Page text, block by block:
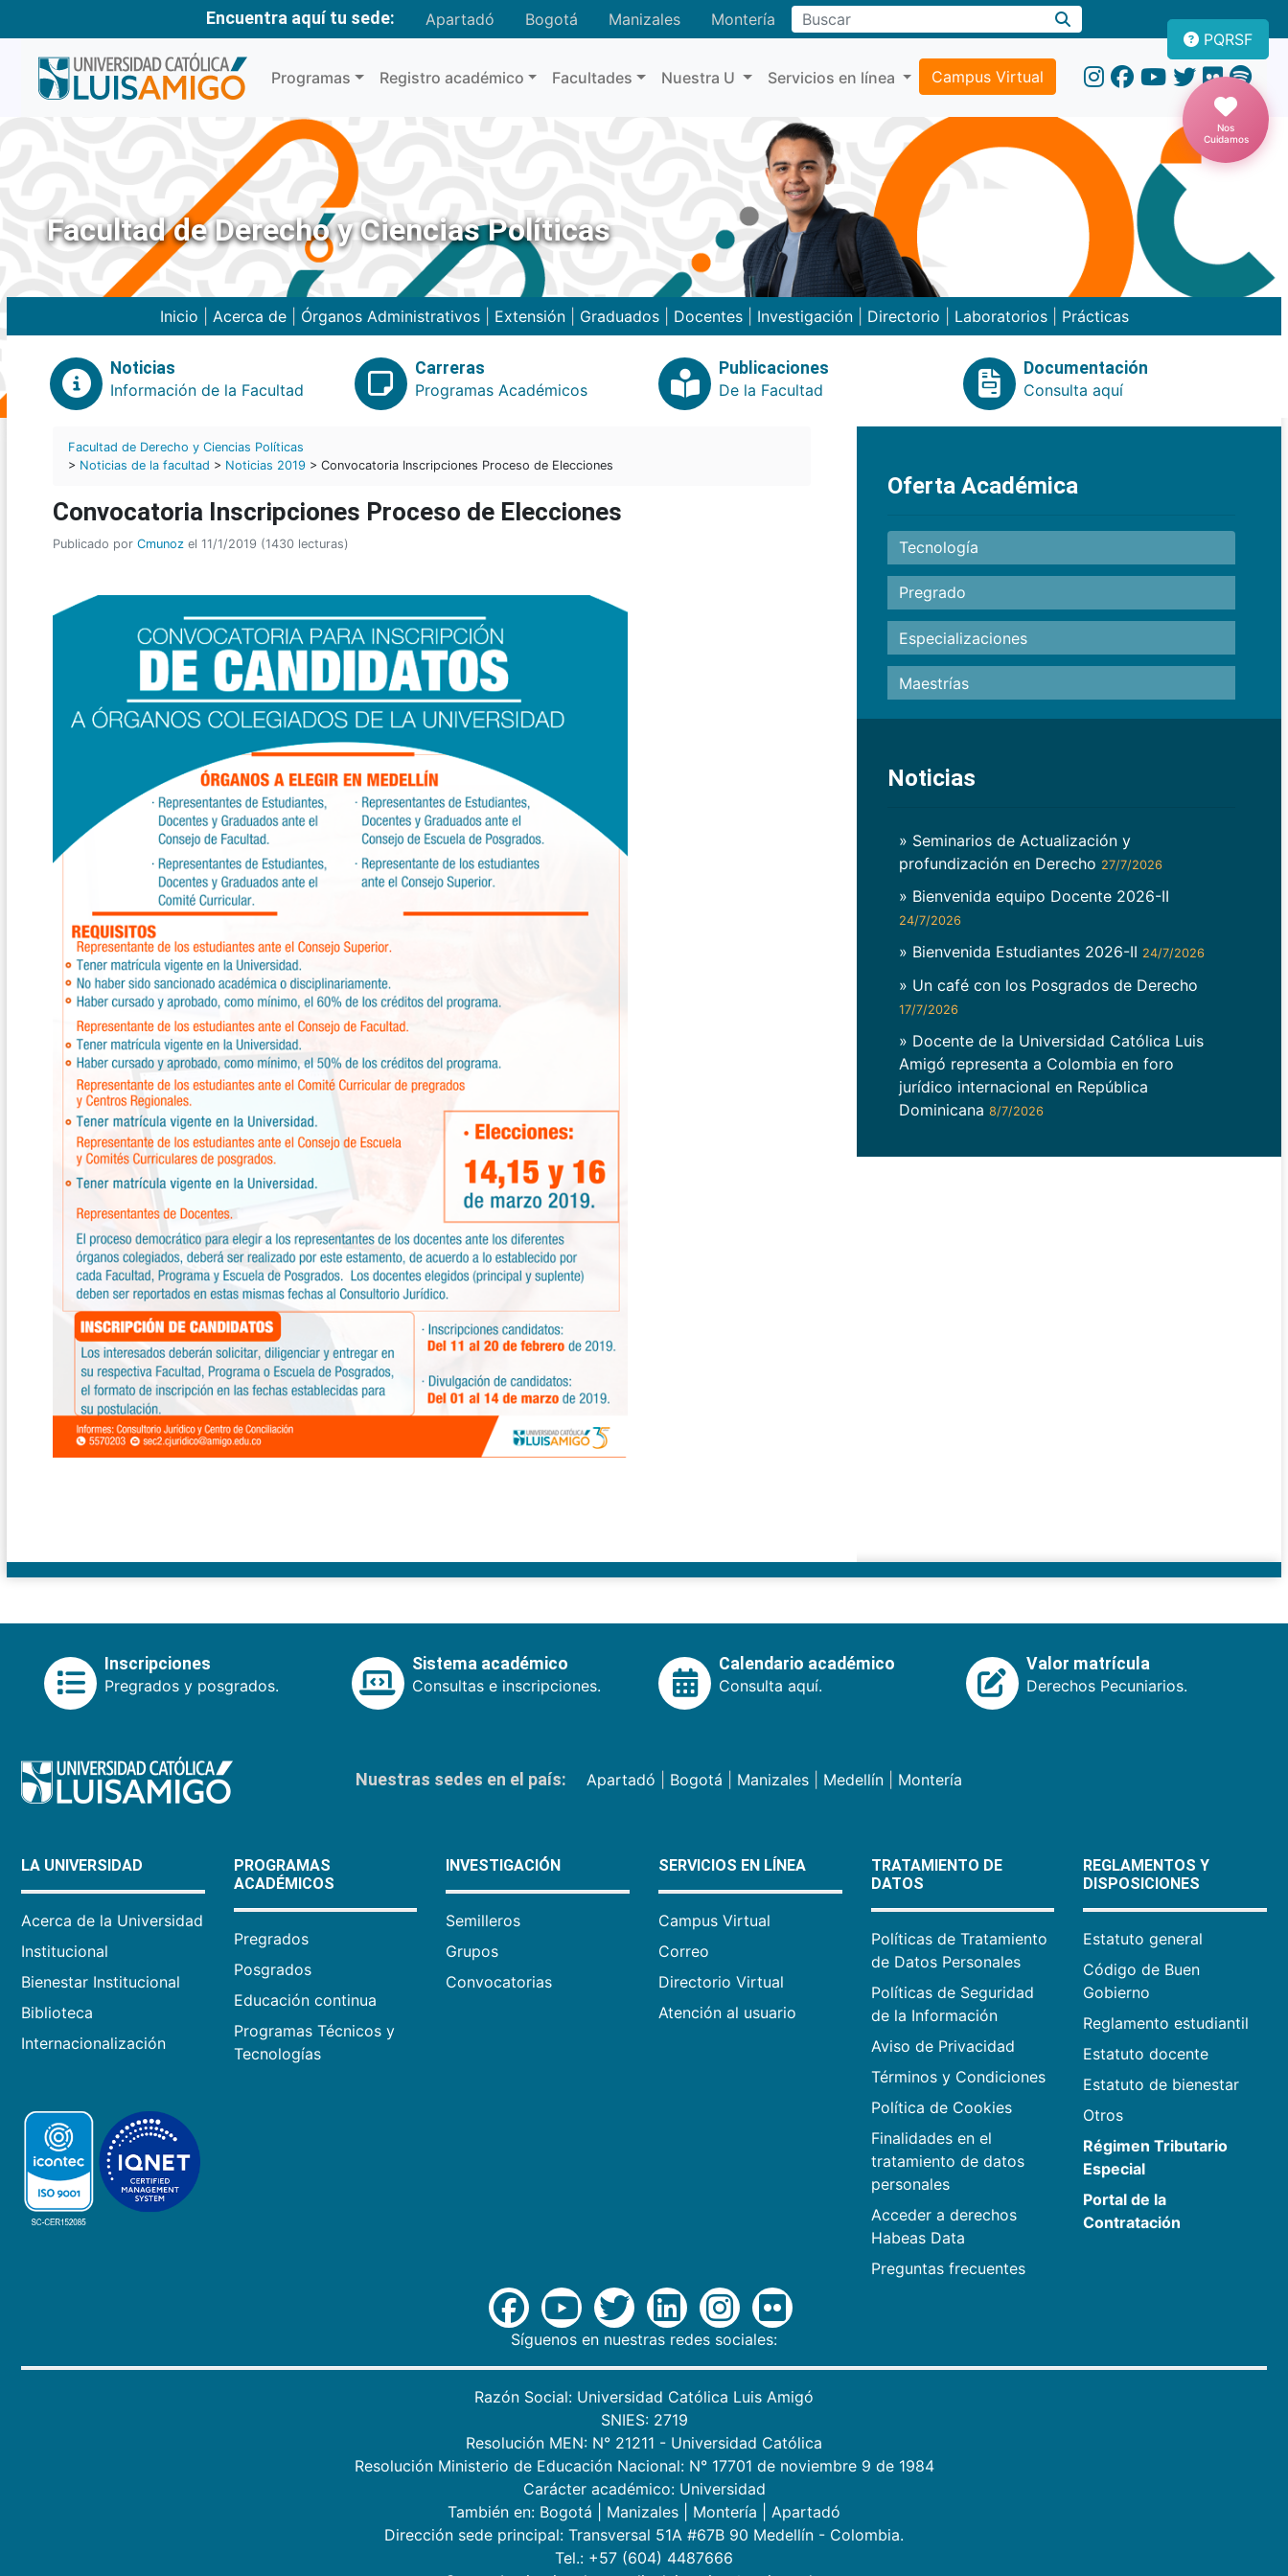
Encuentra aquí tu sede: Apartadó Bogotá Manizales MonteríaBuscar
Programas Registro académico Facultades Nuestra U Servicios en línea Campus Virtual
PQRSF
Nos
Cuidamos
Facultad de Derecho y Ciencias Políticas
Inicio Acerca de| Órganos Administrativos| Extensión| Graduados| Docentes| Investigación| Directorio Laboratorios| Prácticas
Noticias
Información de la Facultad
Carreras
Programas Académicos
Publicaciones
De la Facultad
Documentación
Consulta aquí
Facultad de Derecho y Ciencias Políticas
> Noticias de la facultad > Noticias 2019 > Convocatoria Inscripciones Proceso de Elecciones
Convocatoria Inscripciones Proceso de Elecciones
Publicado por Cmunoz el 11/1/2019 (1430 lecturas)
Oferta Académica
Tecnología
Pregrado
Especializaciones
Maestrías
Noticias
» Seminarios de Actualización y
profundización en Derecho 27/7/2026
» Bienvenida equipo Docente 2026-II
24/7/2026
» Bienvenida Estudiantes 2026-II 24/7/2026
» Un café con los Posgrados de Derecho
17/7/2026
» Docente de la Universidad Católica Luis
Amigó representa a Colombia en foro
jurídico internacional en República
Dominicana 8/7/2026
Inscripciones
Pregrados y posgrados.
Sistema académico
Consultas e inscripciones.
Calendario académico
Consulta aquí.
Valor matrícula
Derechos Pecuniarios.
Nuestras sedes en el país: Apartadó Bogotá Manizales| Medellín| Montería
LA UNIVERSIDAD
Acerca de la Universidad
Institucional
Bienestar Institucional
Biblioteca
Internacionalización
PROGRAMAS
ACADÉMICOS
Pregrados
Posgrados
Educación continua
Programas Técnicos y
Tecnologías
INVESTIGACIÓN
Semilleros
Grupos
Convocatorias
SERVICIOS EN LÍNEA
Campus Virtual
Correo
Directorio Virtual
Atención al usuario
TRATAMIENTO DE
DATOS
Políticas de Tratamiento
de Datos Personales
Políticas de Seguridad
de la Información
Aviso de Privacidad
Términos y Condiciones
Política de Cookies
Finalidades en el
tratamiento de datos
personales
Acceder a derechos
Habeas Data
Preguntas frecuentes
REGLAMENTOS Y
DISPOSICIONES
Estatuto general
Código de Buen
Gobierno
Reglamento estudiantil
Estatuto docente
Estatuto de bienestar
Otros
Régimen Tributario
Especial
Portal de la
Contratación
Síguenos en nuestras redes sociales:
Razón Social: Universidad Católica Luis Amigó
SNIES: 2719
Resolución MEN: N° 21211 - Universidad Católica
Resolución Ministerio de Educación Nacional: N° 17701 de noviembre 9 de 1984
Carácter académico: Universidad
También en: Bogotá Manizales Montería
Apartadó
Dirección sede principal: Transversal 51A #67B 90 Medellín - Colombia.
Tel.: +57 (604) 4487666